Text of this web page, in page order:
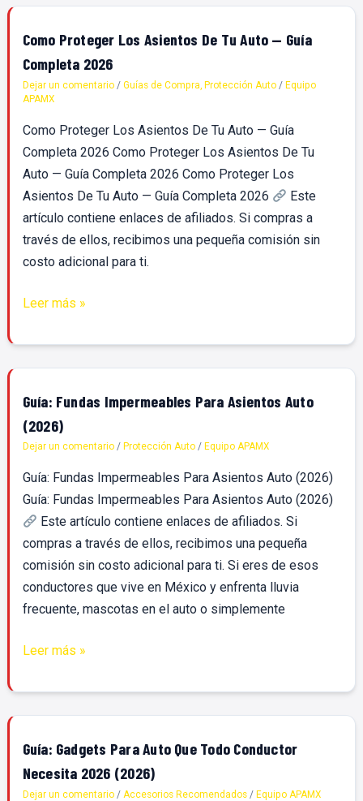
Como Proteger Los Asientos De Tu Auto — Guía
Completa 2026
Dejar un comentario / Guías de Compra, Protección Auto/ Equipo
APAMX
Como Proteger Los Asientos De Tu Auto — Guía
Completa 2026 Como Proteger Los Asientos De Tu
Auto — Guía Completa 2026 Como Proteger Los
Asientos De Tu Auto — Guía Completa 2026
Este
artículo contiene enlaces de afiliados. Si compras a
través de ellos, recibimos una pequeña comisión sin
costo adicional para ti.
Como
Proteger
Los
Asientos
De
Tu
Auto
—
Guía
Completa
2026
Leer más »
Guía: Fundas Impermeables Para Asientos Auto
(2026)
Dejar un comentario / Protección Auto/ Equipo APAMX
Guía: Fundas Impermeables Para Asientos Auto (2026)
Guía: Fundas Impermeables Para Asientos Auto (2026)
Este artículo contiene enlaces de afiliados. Si
compras a través de ellos, recibimos una pequeña
comisión sin costo adicional para ti. Si eres de esos
conductores que vive en México y enfrenta lluvia
frecuente, mascotas en el auto o simplemente
Guía:
Fundas
Impermeables
Asientos
Auto
(2026)
Leer más »
Guía: Gadgets Para Auto Que Todo Conductor
Necesita 2026 (2026)
Dejar un comentario / Accesorios Recomendados/ Equipo APAMX
Guía:
Gadgets
Para